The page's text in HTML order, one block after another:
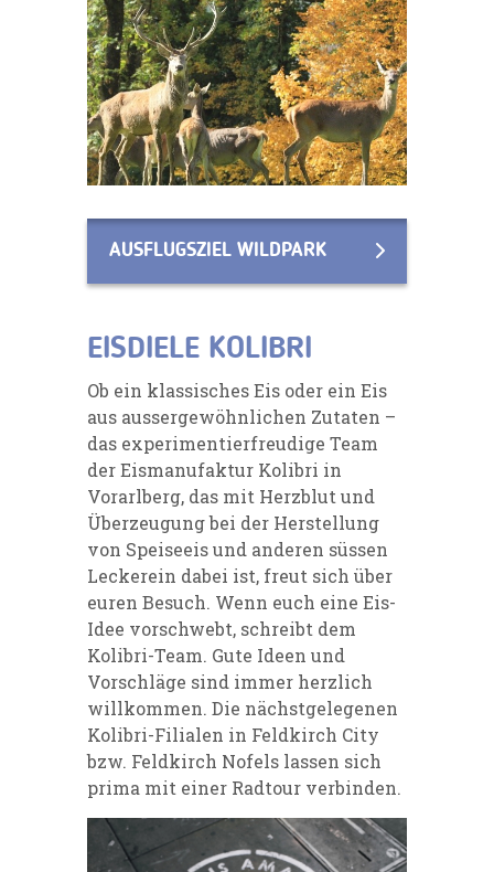
AUSFLUGSZIEL WILDPARK
EISDIELE KOLIBRI
Ob ein klassisches Eis oder ein Eis
aus aussergewöhnlichen Zutaten –
das experimentierfreudige Team
der Eismanufaktur Kolibri in
Vorarlberg, das mit Herzblut und
Überzeugung bei der Herstellung
von Speiseeis und anderen süssen
Leckerein dabei ist, freut sich über
euren Besuch. Wenn euch eine Eis-
Idee vorschwebt, schreibt dem
Kolibri-Team. Gute Ideen und
Vorschläge sind immer herzlich
willkommen. Die nächstgelegenen
Kolibri-Filialen in Feldkirch City
bzw. Feldkirch Nofels lassen sich
prima mit einer Radtour verbinden.